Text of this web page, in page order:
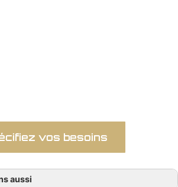
vos besoins
aussi